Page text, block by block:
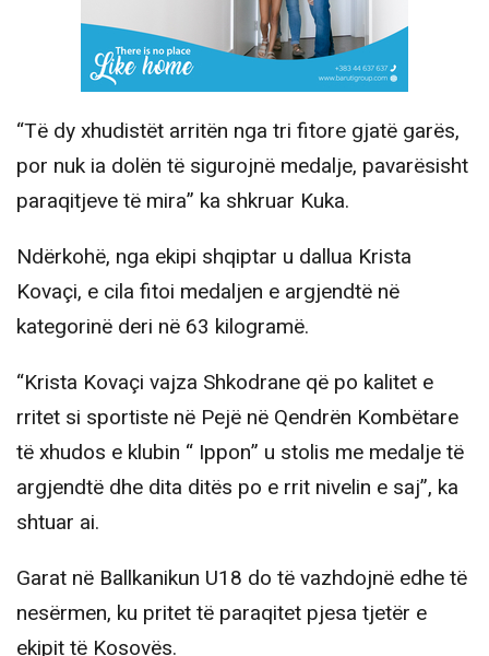
“Të dy xhudistët arritën nga tri fitore gjatë garës,
por nuk ia dolën të sigurojnë medalje, pavarësisht
paraqitjeve të mira” ka shkruar Kuka.
Ndërkohë, nga ekipi shqiptar u dallua Krista
Kovaçi, e cila fitoi medaljen e argjendtë në
kategorinë deri në 63 kilogramë.
“Krista Kovaçi vajza Shkodrane që po kalitet e
rritet si sportiste në Pejë në Qendrën Kombëtare
të xhudos e klubin “ Ippon” u stolis me medalje të
argjendtë dhe dita ditës po e rrit nivelin e saj”, ka
shtuar ai.
Garat në Ballkanikun U18 do të vazhdojnë edhe të
nesërmen, ku pritet të paraqitet pjesa tjetër e
ekipit të Kosovës.